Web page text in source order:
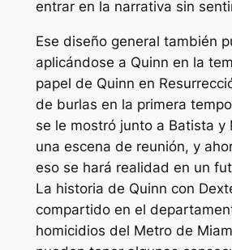
entrar en la narrativa sin
Ese diseño general también
aplicándose a Quinn en la
papel de Quinn en
de burlas en la primera
se le mostró junto a Batista y
una escena de reunión, y
eso se hará realidad en un
La historia de Quinn con
compartido en el
homicidios del Metro de